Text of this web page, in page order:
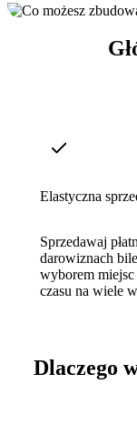
Elastyczna
Sprzedawaj
darowiznach
wyborem miejsc
czasu na wiele
Dlaczego